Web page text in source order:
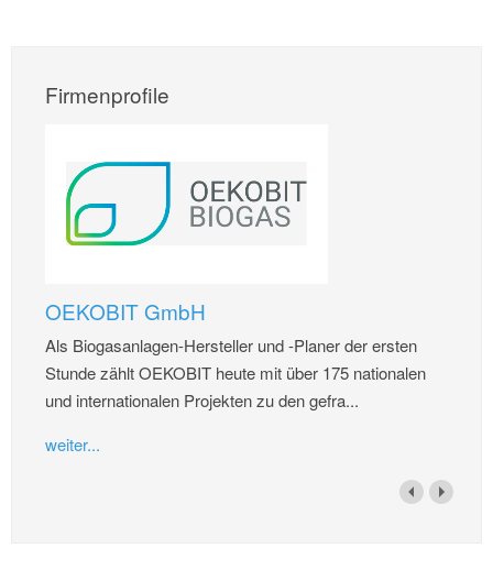
Firmenprofile
OEKOBIT GmbH
Als Biogasanlagen-Hersteller und -Planer der ersten
Stunde zählt OEKOBIT heute mit über 175 nationalen
und internationalen Projekten zu den gefra...
weiter...